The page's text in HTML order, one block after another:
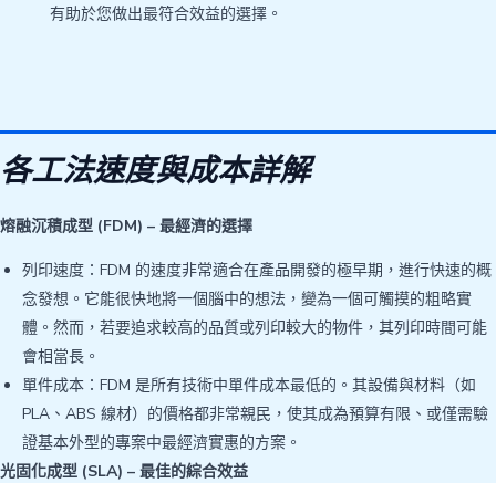
有助於您做出最符合效益的選擇。
各工法速度與成本詳解
熔融沉積成型 (FDM) – 最經濟的選擇
列印速度：FDM 的速度非常適合在產品開發的極早期，進行快速的概
念發想。它能很快地將一個腦中的想法，變為一個可觸摸的粗略實
體。然而，若要追求較高的品質或列印較大的物件，其列印時間可能
會相當長。
單件成本：FDM 是所有技術中單件成本最低的。其設備與材料（如
PLA、ABS 線材）的價格都非常親民，使其成為預算有限、或僅需驗
證基本外型的專案中最經濟實惠的方案。
光固化成型 (SLA) – 最佳的綜合效益